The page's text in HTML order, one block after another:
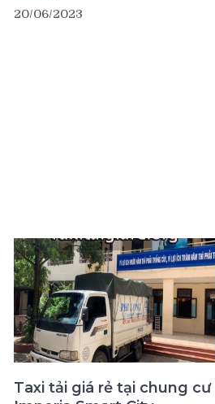
20/06/2023
Taxi tải giá rẻ tại chung cư